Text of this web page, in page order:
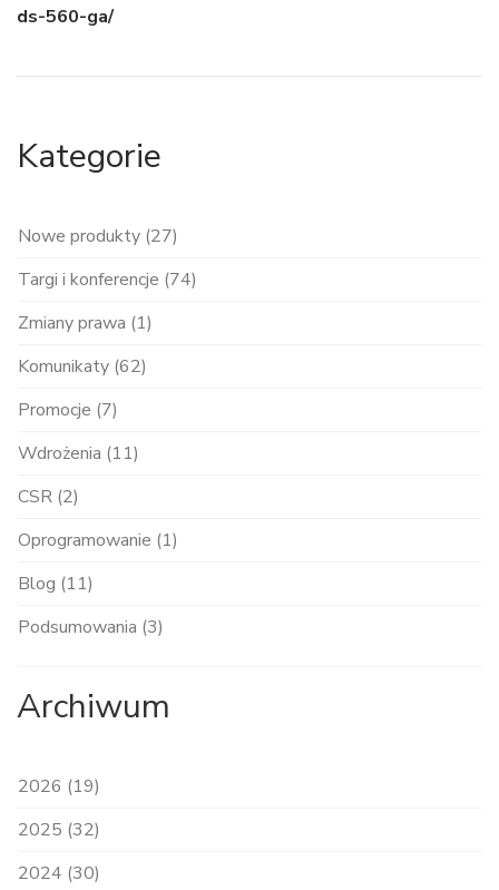
ds-560-ga/
Kategorie
Nowe produkty (27)
Targi i konferencje (74)
Zmiany prawa (1)
Komunikaty (62)
Promocje (7)
Wdrożenia (11)
CSR (2)
Oprogramowanie (1)
Blog (11)
Podsumowania (3)
Archiwum
2026 (19)
2025 (32)
2024 (30)